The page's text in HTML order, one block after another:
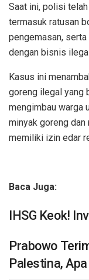
Saat ini, polisi
termasuk ratusan
pengemasan,
dengan bisnis
Kasus ini
goreng ilegal yang
mengimbau warga
minyak goreng
memiliki izin edar
Baca Juga:
IHSG Keok!
Prabowo
Palestina,